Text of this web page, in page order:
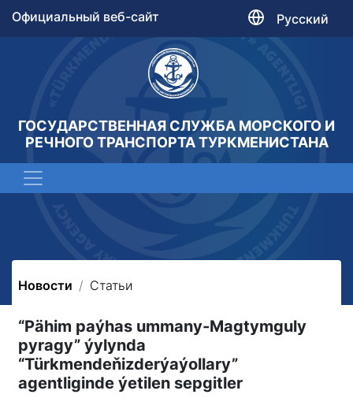
Официальный веб-сайт Русский
ГОСУДАРСТВЕННАЯ СЛУЖБА МОРСКОГО И
РЕЧНОГО ТРАНСПОРТА ТУРКМЕНИСТАНА
Новости Статьи
“Pähim paýhas ummany-Magtymguly
pyragy” ýylynda
“Türkmendeňizderýaýollary”
agentliginde ýetilen sepgitler